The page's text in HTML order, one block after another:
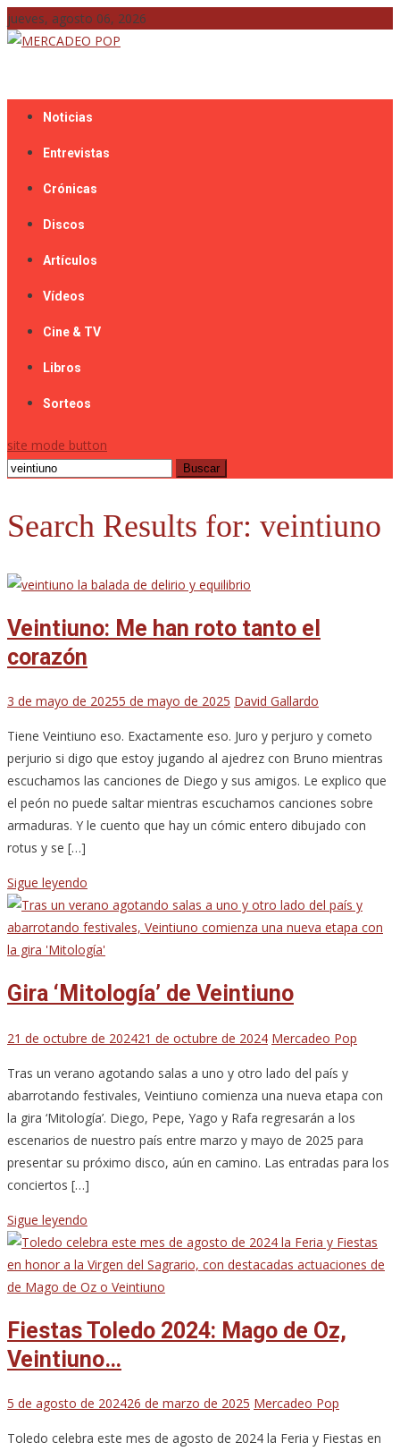
Skip
to
jueves, agosto 06, 2026
Noticias
Entrevistas
Crónicas
Discos
Artículos
Vídeos
Cine & TV
Libros
Sorteos
site mode button
Buscar:
Search Results for: veintiuno
Veintiuno: Me han roto tanto el
corazón
3 de mayo de 20255 de mayo de 2025 David Gallardo
Tiene Veintiuno eso. Exactamente eso. Juro y perjuro y cometo
perjurio si digo que estoy jugando al ajedrez con Bruno mientras
escuchamos las canciones de Diego y sus amigos. Le explico que
el peón no puede saltar mientras escuchamos canciones sobre
armaduras. Y le cuento que hay un cómic entero dibujado con
rotus y se […]
Sigue leyendo
Gira ‘Mitología’ de Veintiuno
21 de octubre de 202421 de octubre de 2024 Mercadeo Pop
Tras un verano agotando salas a uno y otro lado del país y
abarrotando festivales, Veintiuno comienza una nueva etapa con
la gira ‘Mitología’. Diego, Pepe, Yago y Rafa regresarán a los
escenarios de nuestro país entre marzo y mayo de 2025 para
presentar su próximo disco, aún en camino. Las entradas para los
conciertos […]
Sigue leyendo
Fiestas Toledo 2024: Mago de Oz,
Veintiuno…
5 de agosto de 202426 de marzo de 2025 Mercadeo Pop
Toledo celebra este mes de agosto de 2024 la Feria y Fiestas en